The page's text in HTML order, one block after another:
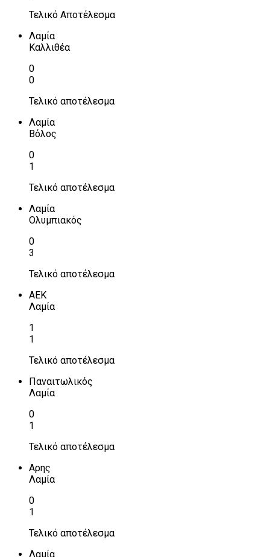
Τελικό Αποτέλεσμα
Λαμία
Καλλιθέα
0
0
Τελικό αποτέλεσμα
Λαμία
Βόλος
0
1
Τελικό αποτέλεσμα
Λαμία
Ολυμπιακός
0
3
Τελικό αποτέλεσμα
ΑΕΚ
Λαμία
1
1
Τελικό αποτέλεσμα
Παναιτωλικός
Λαμία
0
1
Τελικό αποτέλεσμα
Αρης
Λαμία
0
1
Τελικό αποτέλεσμα
Λαμία